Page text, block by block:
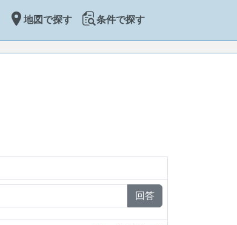
地図で探す 条件で探す
回答